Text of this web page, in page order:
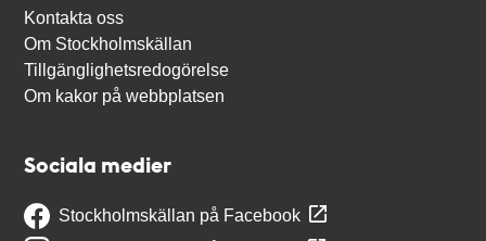
Kontakta oss
Om Stockholmskällan
Tillgänglighetsredogörelse
Om kakor på webbplatsen
Sociala medier
Stockholmskällan på Facebook